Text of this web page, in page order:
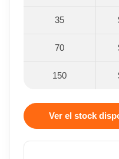
35
70
150
Ver el stock